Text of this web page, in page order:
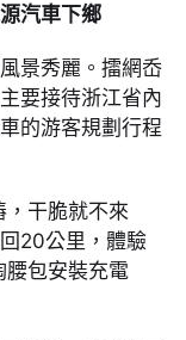
汽車下鄉
景秀麗。擂網岙
要接待浙江省內
的游客規劃行程
，干脆就不來
20公里，體驗
腰包安裝充電